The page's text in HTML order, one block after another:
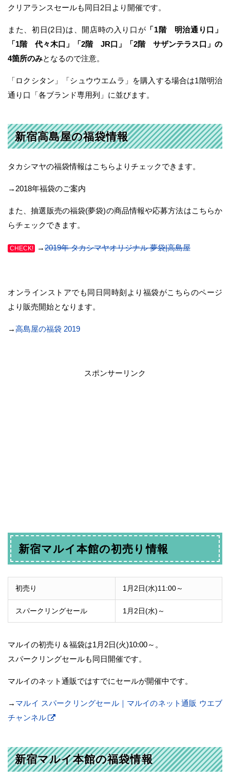
クリアランスセールも同日2日より開催です。
また、初日(2日)は、開店時の入り口が 「1階 明治通り口」
「1階 代々木口」「2階 JR口」「2階 サザンテラス口」の
4箇所のみとなるので注意。
「ロクシタン」「シュウウエムラ」を購入する場合は1階明治
通り口「各ブランド専用列」に並びます。
新宿高島屋の福袋情報
タカシマヤの福袋情報はこちらよりチェックできます。
→2018年福袋のご案内
また、抽選販売の福袋(夢袋)の商品情報や応募方法はこちらか
らチェックできます。
CHECK! →2019年 タカシマヤオリジナル 夢袋|高島屋
オンラインストアでも同日同時刻より福袋がこちらのページ
より販売開始となります。
→高島屋の福袋 2019
スポンサーリンク
新宿マルイ本館の初売り情報
初売り 1月2日(水)11:00～
スパークリングセール 1月2日(水)～
マルイの初売り＆福袋は1月2日(火)10:00～。
スパークリングセールも同日開催です。
マルイのネット通販ではすでにセールが開催中です。
→ マルイ スパークリングセール｜マルイのネット通販 ウエブ
チャンネル
新宿マルイ本館の福袋情報